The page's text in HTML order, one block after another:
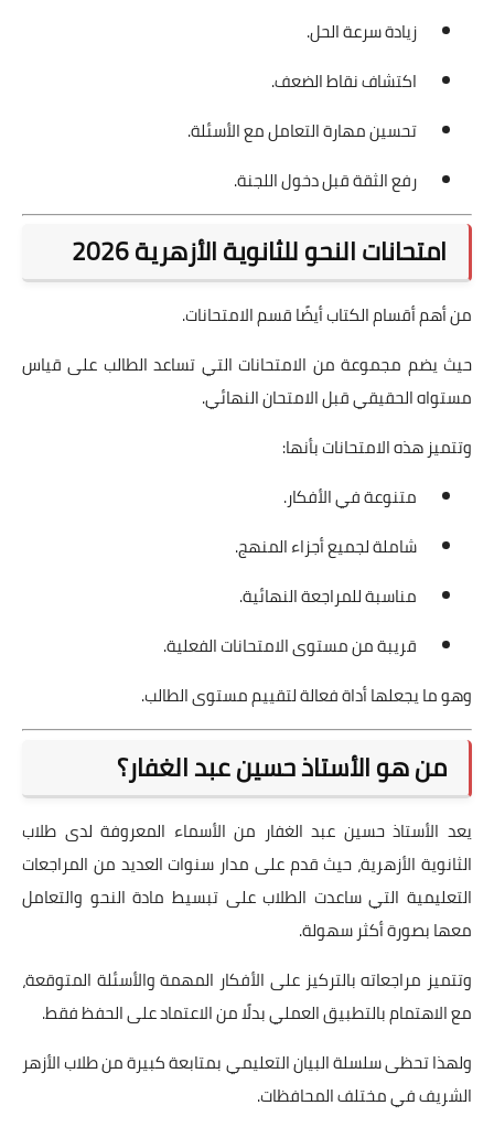
زيادة سرعة الحل.
اكتشاف نقاط الضعف.
تحسين مهارة التعامل مع الأسئلة.
رفع الثقة قبل دخول اللجنة.
امتحانات النحو للثانوية الأزهرية 2026
من أهم أقسام الكتاب أيضًا قسم الامتحانات.
حيث يضم مجموعة من الامتحانات التي تساعد الطالب على قياس
مستواه الحقيقي قبل الامتحان النهائي.
وتتميز هذه الامتحانات بأنها:
متنوعة في الأفكار.
شاملة لجميع أجزاء المنهج.
مناسبة للمراجعة النهائية.
قريبة من مستوى الامتحانات الفعلية.
وهو ما يجعلها أداة فعالة لتقييم مستوى الطالب.
من هو الأستاذ حسين عبد الغفار؟
يعد الأستاذ حسين عبد الغفار من الأسماء المعروفة لدى طلاب
الثانوية الأزهرية، حيث قدم على مدار سنوات العديد من المراجعات
التعليمية التي ساعدت الطلاب على تبسيط مادة النحو والتعامل
معها بصورة أكثر سهولة.
وتتميز مراجعاته بالتركيز على الأفكار المهمة والأسئلة المتوقعة،
مع الاهتمام بالتطبيق العملي بدلًا من الاعتماد على الحفظ فقط.
ولهذا تحظى سلسلة البيان التعليمي بمتابعة كبيرة من طلاب الأزهر
الشريف في مختلف المحافظات.